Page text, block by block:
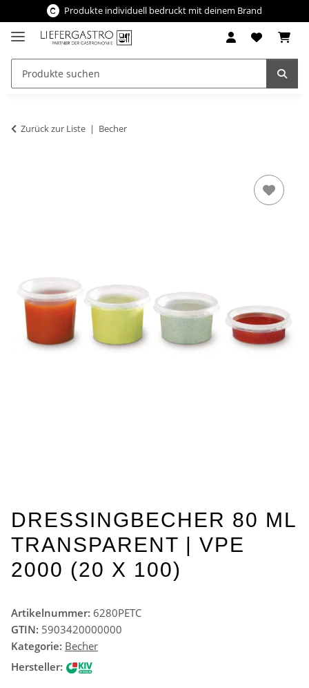
Produkte individuell bedruckt mit deinem Brand
Zurück zur Liste Becher
DRESSINGBECHER 80 ML
TRANSPARENT | VPE
2000 (20 X 100)
Artikelnummer: 6280PETC
GTIN: 5903420000000
Kategorie: Becher
Hersteller: